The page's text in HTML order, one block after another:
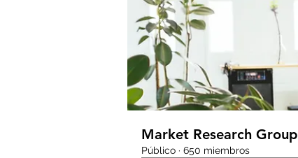
Market Research Group
Público · 650 miembros